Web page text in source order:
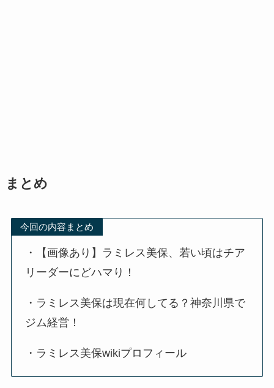
まとめ
今回の内容まとめ
・【画像あり】ラミレス美保、若い頃はチア
リーダーにどハマり！
・ラミレス美保は現在何してる？神奈川県で
ジム経営！
・ラミレス美保wikiプロフィール